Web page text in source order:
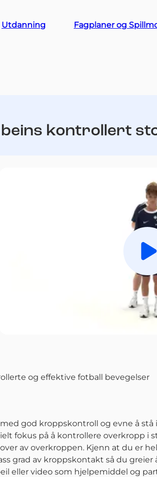
Utdanning Fagplaner og
kontrollert
og effektive fotball bevegelser
god kroppskontroll og evne å
fokus på å kontrollere overkropp i
av overkroppen. Kjenn at du er
grad av kroppskontakt så du
eller video som hjelpemiddel og